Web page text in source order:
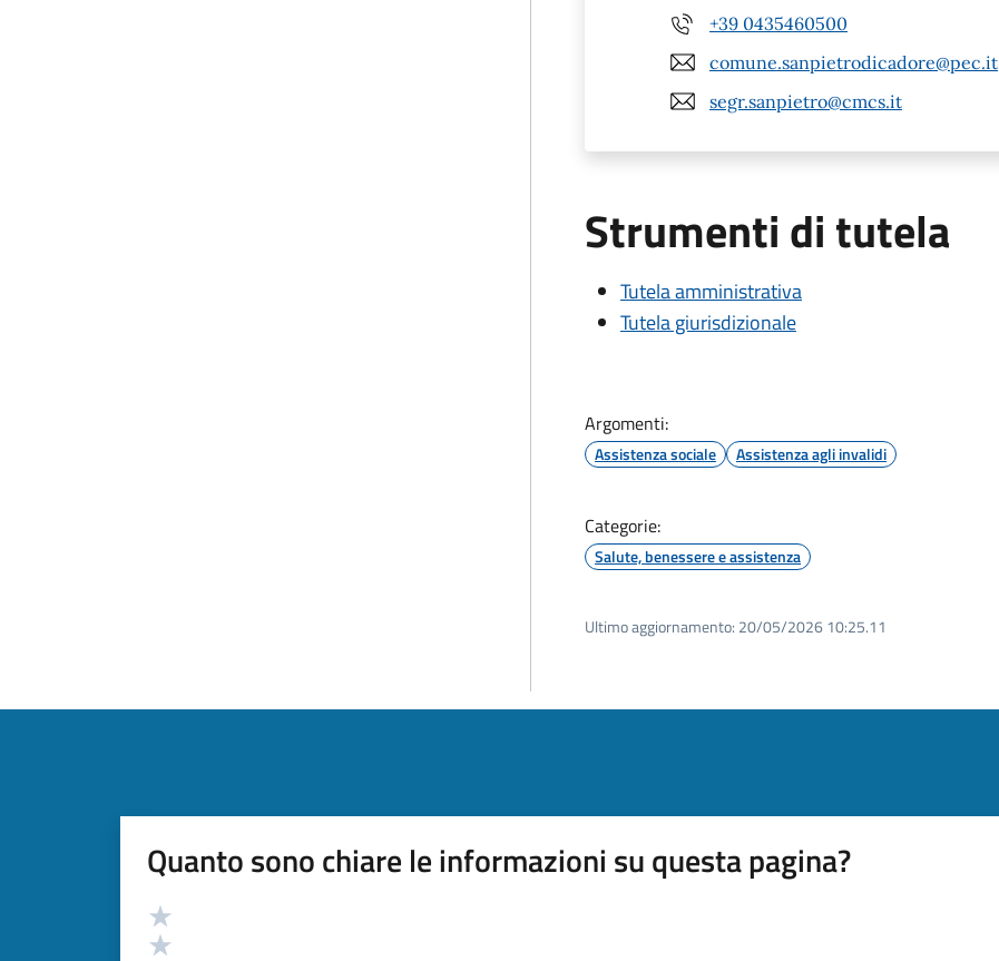
+39 0435460500
comune.sanpietrodicadore@pec.it
segr.sanpietro@cmcs.it
Strumenti di tutela
Tutela amministrativa
Tutela giurisdizionale
Argomenti:
Assistenza sociale Assistenza agli invalidi
Categorie:
Salute, benessere e assistenza
Ultimo aggiornamento: 20/05/2026 10:25.11
Quanto sono chiare le informazioni su questa pagina?
Valutazione